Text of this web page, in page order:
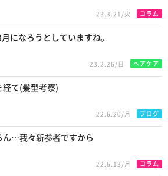
23.3.21/火 コラム
になろうとしていますね。
23.2.26/日 ヘアケア
経て(髪型考察)
22.6.20/月 ブログ
…我々新参者ですから
22.6.13/月 コラム